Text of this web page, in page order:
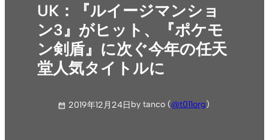
UK：『ルイージマンショ
ン3』がヒット、『ポケモ
ン剣盾』に次ぐ今年の任天
堂人気タイトルに
2019年12月24日by tanco (@t011org)